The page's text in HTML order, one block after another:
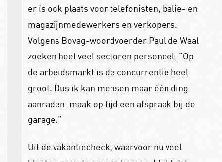
er is ook plaats voor telefonisten, balie- en
magazijnmedewerkers en verkopers.
Volgens Bovag-woordvoerder Paul de Waal
zoeken heel veel sectoren personeel: “Op
de arbeidsmarkt is de concurrentie heel
groot. Dus ik kan mensen maar één ding
aanraden: maak op tijd een afspraak bij de
garage.”
Uit de vakantiecheck, waarvoor nu veel